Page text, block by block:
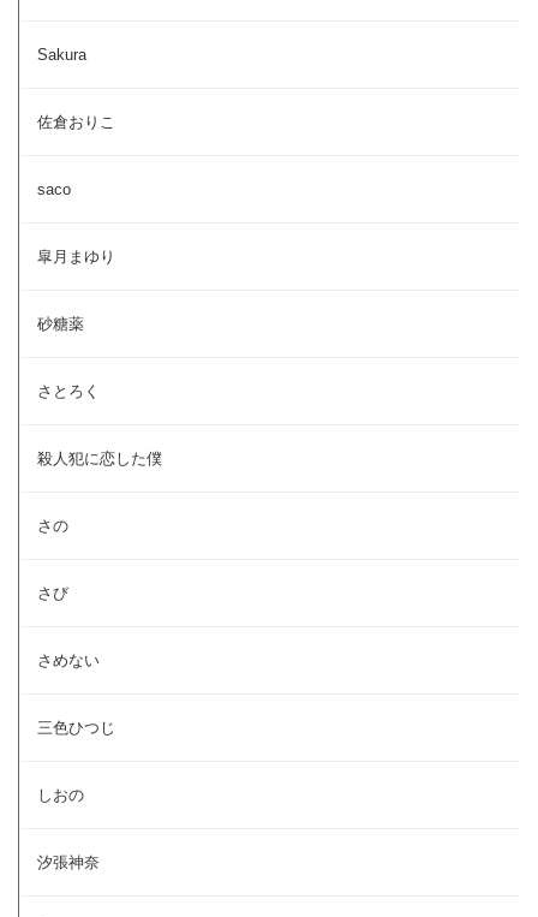
Sakura
佐倉おりこ
saco
皐月まゆり
砂糖薬
さとろく
殺人犯に恋した僕
さの
さび
さめない
三色ひつじ
しおの
汐張神奈